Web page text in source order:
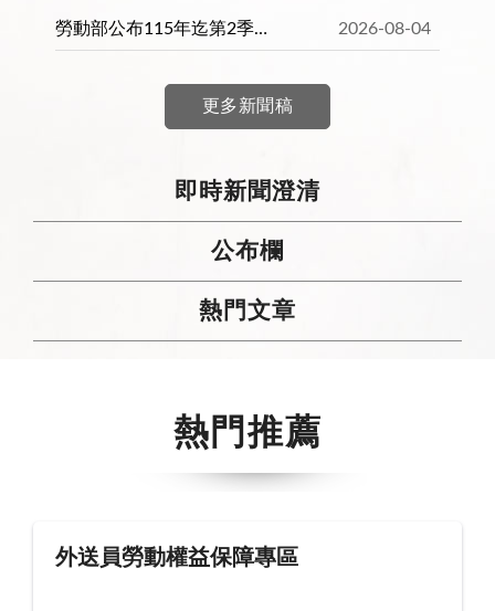
勞動部公布115年迄第2季重大職災死亡統計，降幅21％，將持續強化職場減災行動 2026-08-04
更多新聞稿
即時新聞澄清
公布欄
熱門文章
熱門推薦
外送員勞動權益保障專區